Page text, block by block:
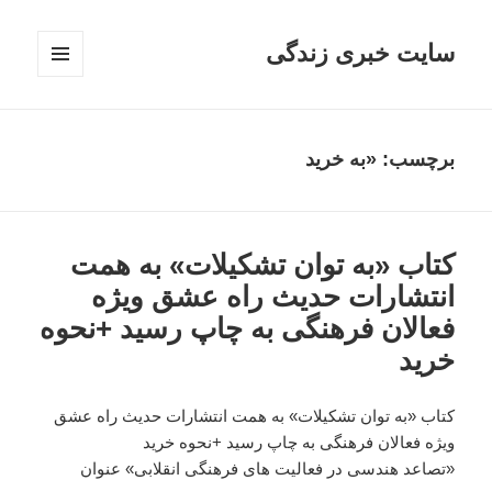
سایت خبری زندگی
برچسب: «به خرید
کتاب «به توان تشکیلات» به همت
انتشارات حدیث راه عشق ویژه
فعالان فرهنگی به چاپ رسید +نحوه
خرید
کتاب «به توان تشکیلات» به همت انتشارات حدیث راه عشق
ویژه فعالان فرهنگی به چاپ رسید +نحوه خرید
«تصاعد هندسی در فعالیت های فرهنگی انقلابی» عنوان